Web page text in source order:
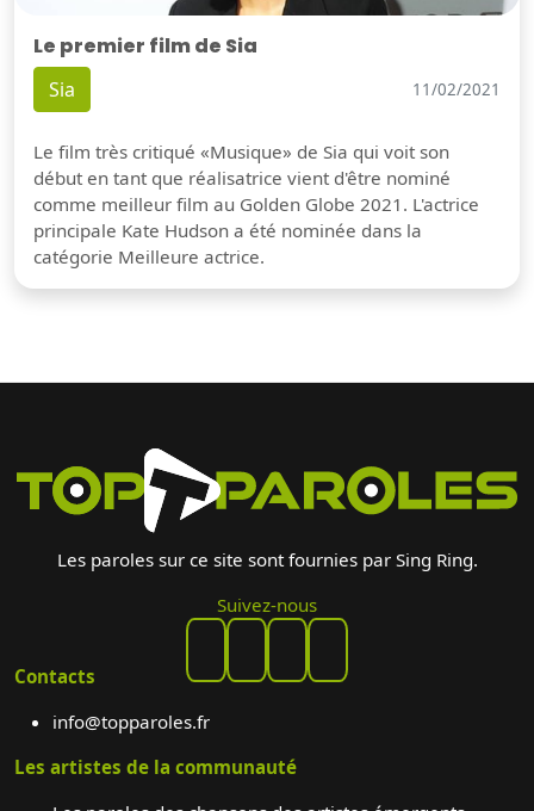
Le premier film de Sia
Sia 11/02/2021
Le film très critiqué «Musique» de Sia qui voit son
début en tant que réalisatrice vient d'être nominé
comme meilleur film au Golden Globe 2021. L'actrice
principale Kate Hudson a été nominée dans la
catégorie Meilleure actrice.
Les paroles sur ce site sont fournies par Sing Ring.
Suivez-nous
Contacts
info@topparoles.fr
Les artistes de la communauté